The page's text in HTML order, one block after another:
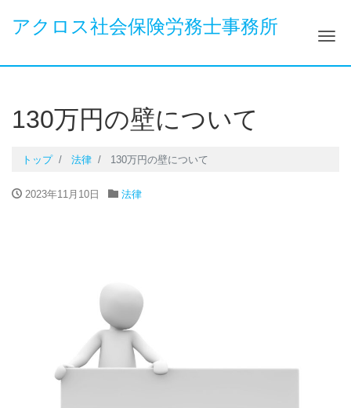
アクロス社会保険労務士事務所
ナ
130万円の壁について
トップ 法律 130万円の壁について
2023年11月10日 法律